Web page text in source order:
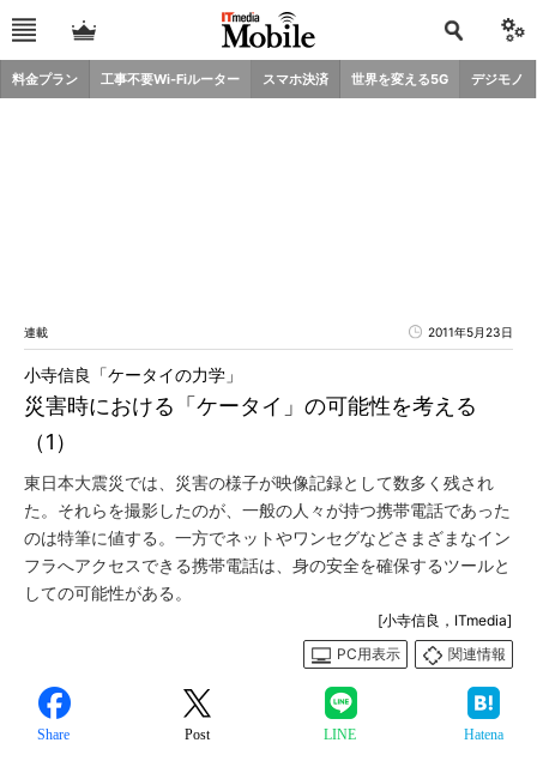
料金プラン 工事不要Wi-Fiルーター スマホ決済 世界を変える5G デジモノ
連載 2011年5月23日
災害時における「ケータイ」の可能性を考える
（1）
小寺信良「ケータイの力学」
東日本大震災では、災害の様子が映像記録として数多く残され
た。それらを撮影したのが、一般の人々が持つ携帯電話であった
のは特筆に値する。一方でネットやワンセグなどさまざまなイン
フラへアクセスできる携帯電話は、身の安全を確保するツールと
しての可能性がある。
[小寺信良，ITmedia]
PC用表示
関連情報
Share Post LINE Hatena